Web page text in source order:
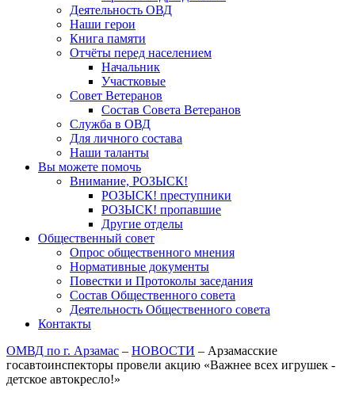
Деятельность ОВД
Наши герои
Книга памяти
Отчёты перед населением
Начальник
Участковые
Совет Ветеранов
Состав Совета Ветеранов
Служба в ОВД
Для личного состава
Наши таланты
Вы можете помочь
Внимание, РОЗЫСК!
РОЗЫСК! преступники
РОЗЫСК! пропавшие
Другие отделы
Общественный совет
Опрос общественного мнения
Нормативные документы
Повестки и Протоколы заседания
Состав Общественного совета
Деятельность Общественного совета
Контакты
ОМВД по г. Арзамас – НОВОСТИ – Арзамасские
госавтоинспекторы провели акцию «Важнее всех игрушек -
детское автокресло!»